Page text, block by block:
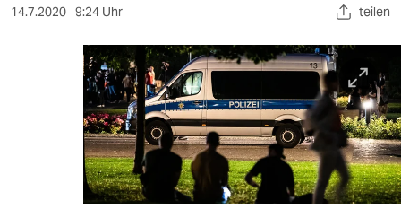
wahrheit
veranstaltungen
14.7.2020 9:24 Uhr teilen